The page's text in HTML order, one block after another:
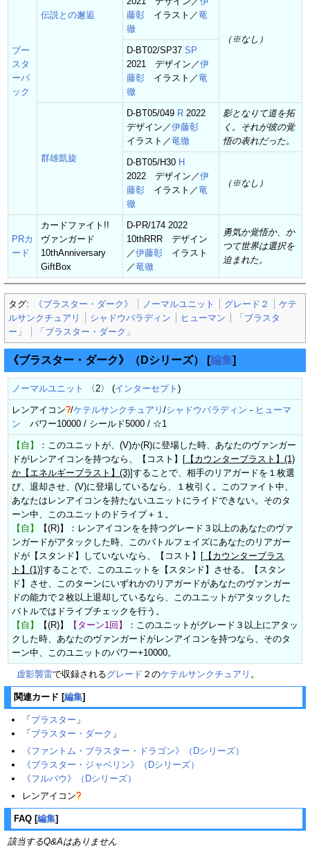
ブー
スタ
ーパ
ック
伝説との邂逅
藤彰 イラスト／竜
徹
（※なし）
D-BT02/SP37 SP
2021 デザイン／伊
藤彰 イラスト／竜
徹
群雄凱旋
D-BT05/049 R 2022
デザイン／伊藤彰
イラスト／竜徹
影となりて道を拓
く。それが彼の覚
悟の表れだった。
D-BT05/H30 H
2022 デザイン／伊
藤彰 イラスト／竜
徹
（※なし）
PRカ
ード
カードファイト!!
ヴァンガード
10thAnniversary
GiftBox
D-PR/174 2022
10thRRR デザイン
／伊藤彰 イラスト
／竜徹
勇気か覚悟か、か
つて世界は選択を
迫まれた。
タグ: 《ブラスター・ダーク》 ノーマルユニット グレード２
ケテ
ルサンクチュアリ
シャドウパラディン ヒューマン
「ブラスタ
ー」
「ブラスター・ダーク」
《ブラスター・ダーク》（Dシリーズ） [編集]
ノーマルユニット 〈2〉 (インターセプト )
レンアイコン?/ケテルサンクチュアリ /シャドウパラディン - ヒューマ
ン パワー10000 / シールド5000 / ☆1
【自】
：このユニットが、(V)か(R)に登場した時、あなたのヴァンガー
ドがレンアイコンを持つなら、【コスト】[ 【カウンターブラスト】(1)
か【エネルギーブラスト】(3)]することで、相手のリアガードを１枚選
び、退却させ、(V)に登場しているなら、１枚引く。このファイト中、
あなたはレンアイコンを持たないユニットにライドできない。そのタ
ーン中、このユニットのドライブ＋１。
【自】
【(R)】：レンアイコンをを持つグレード３以上のあなたのヴァ
ンガードがアタックした時、このバトルフェイズにあなたのリアガー
ドが【スタンド】していないなら、【コスト】[ 【カウンターブラス
ト】(1)]することで、このユニットを【スタンド】させる。【スタン
ド】させ、このターンにいずれかのリアガードがあなたのヴァンガー
ドの能力で２枚以上退却しているなら、このユニットがアタックした
バトルではドライブチェックを行う。
【自】
【(R)】 【ターン1回】
：このユニットがグレード３以上にアタッ
クした時、あなたのヴァンガードがレンアイコンを持つなら、そのタ
ーン中、このユニットのパワー+10000。
虚影襲雷で収録されるグレード ２のケテルサンクチュアリ 。
関連カード [編集]
「 ブラスター 」
「 ブラスター・ダーク 」
《ファントム・ブラスター・ドラゴン》（Dシリーズ）
《ブラスター・ジャベリン》（Dシリーズ）
《フルバウ》（Dシリーズ）
レンアイコン?
FAQ [編集]
該当するQ&Aはありません